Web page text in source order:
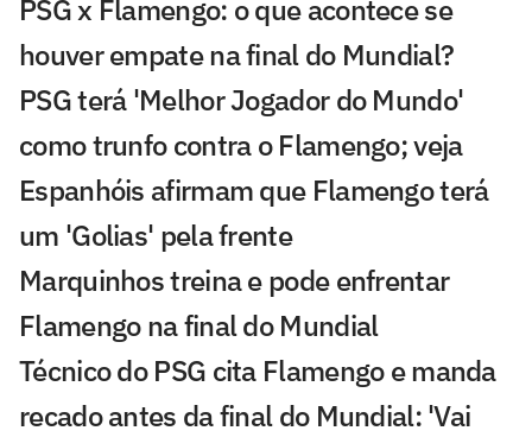
PSG x Flamengo: o que acontece se
houver empate na final do Mundial?
PSG terá 'Melhor Jogador do Mundo'
como trunfo contra o Flamengo; veja
Espanhóis afirmam que Flamengo terá
um 'Golias' pela frente
Marquinhos treina e pode enfrentar
Flamengo na final do Mundial
Técnico do PSG cita Flamengo e manda
recado antes da final do Mundial: 'Vai